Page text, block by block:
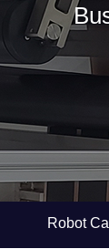
Robot